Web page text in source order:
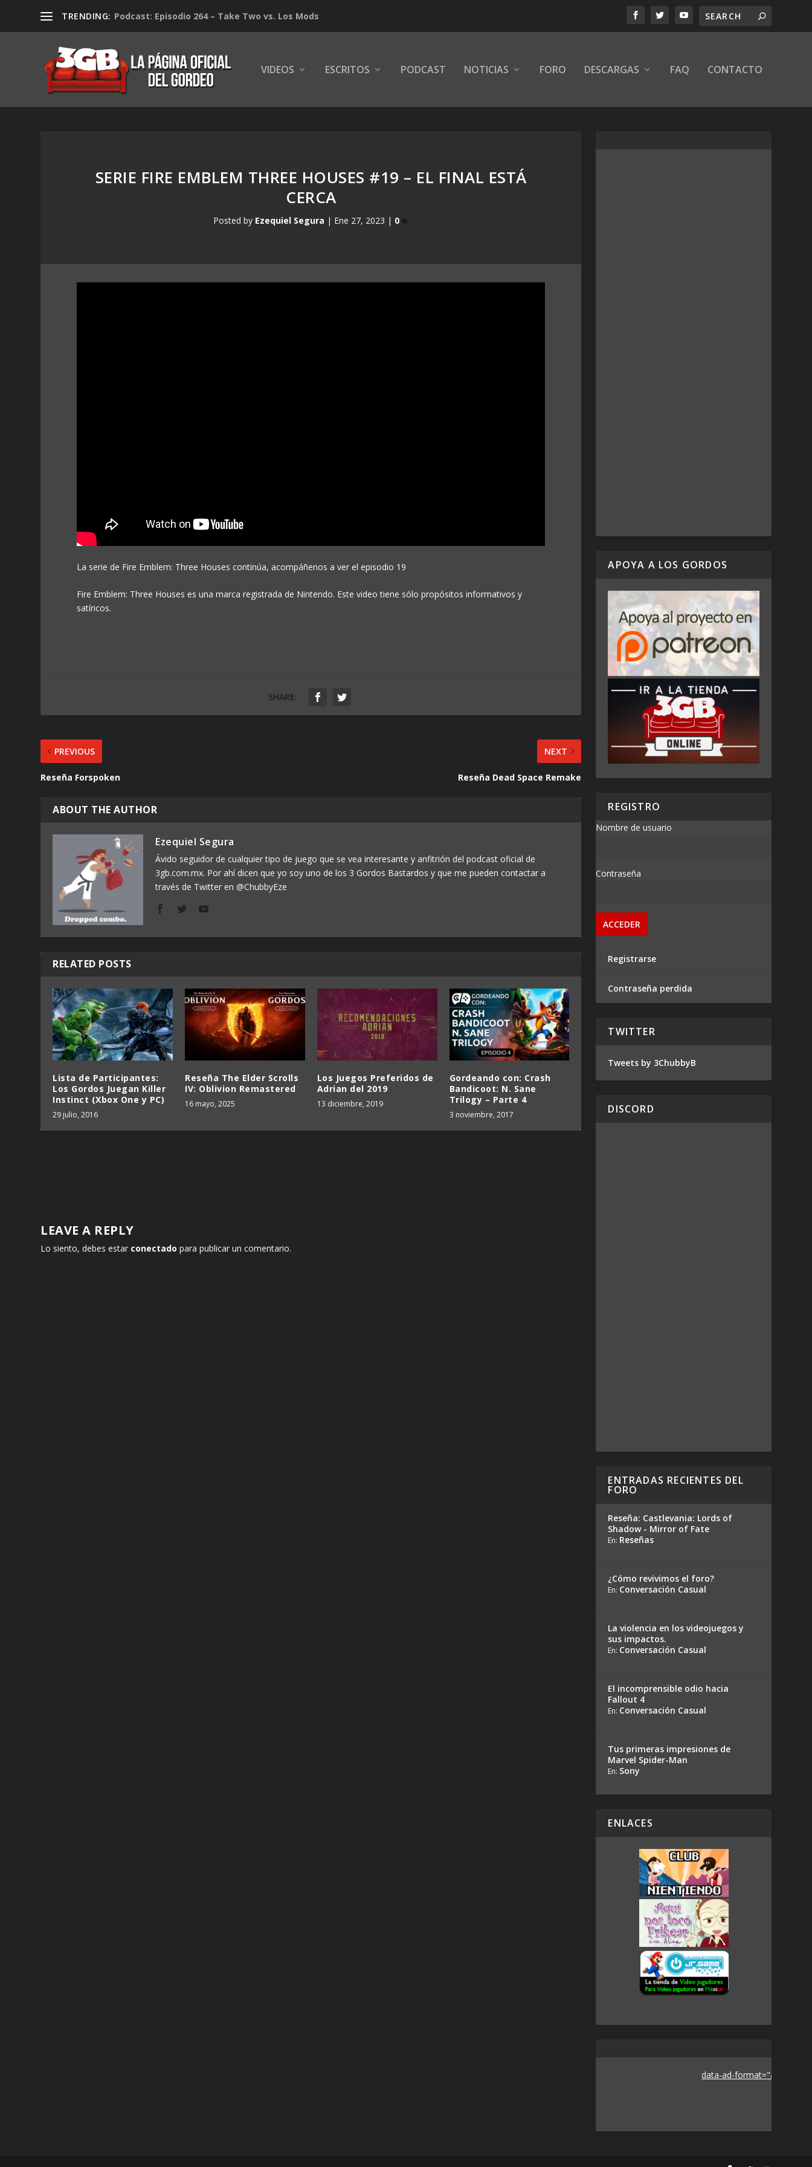
TRENDING: Podcast: Episodio 264 – Take Two vs. Los Mods
VIDEOS ESCRITOS PODCAST NOTICIAS FORO DESCARGAS FAQ CONTACTO
SERIE FIRE EMBLEM THREE HOUSES #19 – EL FINAL ESTÁ
CERCA
Posted by Ezequiel Segura | Ene 27, 2023 | 0
La serie de Fire Emblem: Three Houses continúa, acompáñenos a ver el episodio 19
Fire Emblem: Three Houses es una marca registrada de Nintendo. Este video tiene sólo propósitos informativos y
satíricos.
SHARE:
PREVIOUS
Reseña Forspoken
NEXT
Reseña Dead Space Remake
ABOUT THE AUTHOR
Ezequiel Segura
Ávido seguidor de cualquier tipo de juego que se vea interesante y anfitrión del podcast oficial de
3gb.com.mx. Por ahí dicen que yo soy uno de los 3 Gordos Bastardos y que me pueden contactar a
través de Twitter en @ChubbyEze
RELATED POSTS
Lista de Participantes:
Los Gordos Juegan Killer
Instinct (Xbox One y PC)
29 julio, 2016
Reseña The Elder Scrolls
IV: Oblivion Remastered
16 mayo, 2025
Los Juegos Preferidos de
Adrian del 2019
13 diciembre, 2019
Gordeando con: Crash
Bandicoot: N. Sane
Trilogy – Parte 4
3 noviembre, 2017
LEAVE A REPLY
Lo siento, debes estar conectado para publicar un comentario.
APOYA A LOS GORDOS
REGISTRO
Nombre de usuario
Contraseña
Registrarse
Contraseña perdida
TWITTER
Tweets by 3ChubbyB
DISCORD
ENTRADAS RECIENTES DEL
FORO
Reseña: Castlevania: Lords of
Shadow - Mirror of Fate
En: Reseñas
¿Cómo revivimos el foro?
En: Conversación Casual
La violencia en los videojuegos y
sus impactos.
En: Conversación Casual
El incomprensible odio hacia
Fallout 4
En: Conversación Casual
Tus primeras impresiones de
Marvel Spider-Man
En: Sony
ENLACES
data-ad-format="auto">